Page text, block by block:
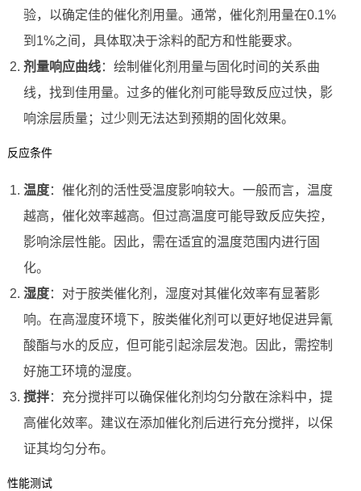
验，以确定佳的催化剂用量。通常，催化剂用量在0.1%
到1%之间，具体取决于涂料的配方和性能要求。
剂量响应曲线：绘制催化剂用量与固化时间的关系曲
线，找到佳用量。过多的催化剂可能导致反应过快，影
响涂层质量；过少则无法达到预期的固化效果。
反应条件
温度：催化剂的活性受温度影响较大。一般而言，温度
越高，催化效率越高。但过高温度可能导致反应失控，
影响涂层性能。因此，需在适宜的温度范围内进行固
化。
湿度：对于胺类催化剂，湿度对其催化效率有显著影
响。在高湿度环境下，胺类催化剂可以更好地促进异氰
酸酯与水的反应，但可能引起涂层发泡。因此，需控制
好施工环境的湿度。
搅拌：充分搅拌可以确保催化剂均匀分散在涂料中，提
高催化效率。建议在添加催化剂后进行充分搅拌，以保
证其均匀分布。
性能测试